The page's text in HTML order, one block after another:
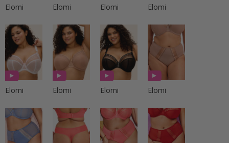
Elomi Elomi Elomi Elomi
Elomi Elomi Elomi Elomi